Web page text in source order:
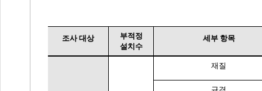
조사 대상
부적정
설치수
세부 항목
재질